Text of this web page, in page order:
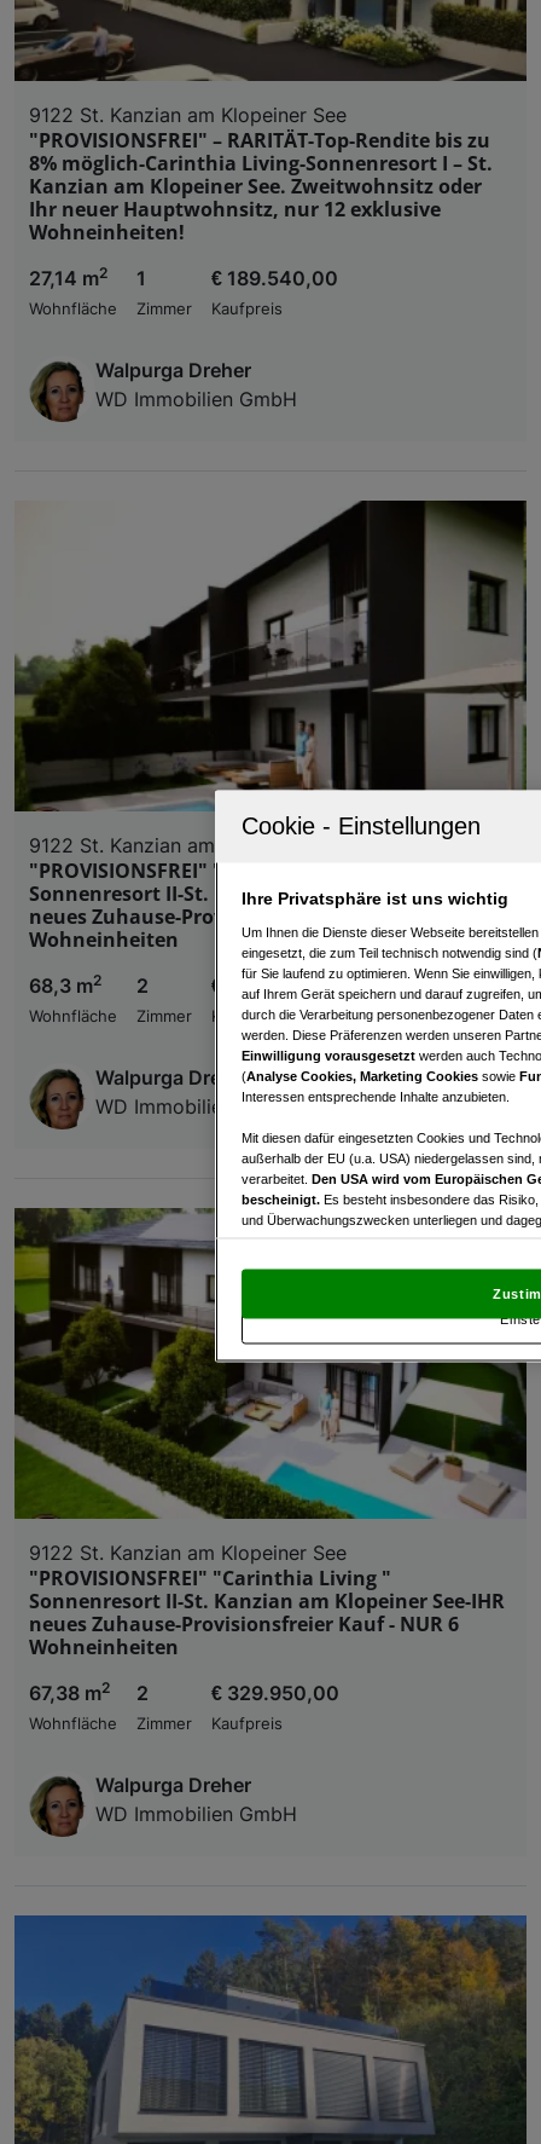
9122 St. Kanzian am Klopeiner See
"PROVISIONSFREI" – RARITÄT-Top-Rendite bis zu
8% möglich-Carinthia Living-Sonnenresort I – St.
Kanzian am Klopeiner See. Zweitwohnsitz oder
Ihr neuer Hauptwohnsitz, nur 12 exklusive
Wohneinheiten!
27,14 m2
Wohnfläche
1
Zimmer
€ 189.540,00
Kaufpreis
Walpurga Dreher
WD Immobilien GmbH
9122 St. Kanzian am Klopeiner See
"PROVISIONSFREI" "Carinthia Living "
Sonnenresort II-St. Kanzian am Klopeiner See-IHR
neues Zuhause-Provisionsfreier Kauf - NUR 6
Wohneinheiten
68,3 m2
Wohnfläche
2
Zimmer
€ 334.550,00
Kaufpreis
Walpurga Dreher
WD Immobilien GmbH
9122 St. Kanzian am Klopeiner See
"PROVISIONSFREI" "Carinthia Living "
Sonnenresort II-St. Kanzian am Klopeiner See-IHR
neues Zuhause-Provisionsfreier Kauf - NUR 6
Wohneinheiten
67,38 m2
Wohnfläche
2
Zimmer
€ 329.950,00
Kaufpreis
Walpurga Dreher
WD Immobilien GmbH
Ihre Privatsphäre ist uns wichtig
Um Ihnen die Dienste dieser Webseite
eingesetzt, die zum Teil technisch notwendig sind (
für Sie laufend zu optimieren. Wenn Sie
auf Ihrem Gerät speichern und darauf zugreifen,
durch die Verarbeitung personenbezogener
werden. Diese Präferenzen werden unseren
Einwilligung vorausgesetzt werden auch
(Analyse Cookies, Marketing Cookies sowie
Interessen entsprechende Inhalte anzubieten.
Mit diesen dafür eingesetzten Cookies und
außerhalb der EU (u.a. USA) niedergelassen
verarbeitet. Den USA wird vom Europäischen
bescheinigt. Es besteht insbesondere das
und Überwachungszwecken unterliegen und
und Widerspruch gegen die Verarbeitung auf der
„Cookie Einstellungen“, die sich auf jeder Seite
Wir und unsere Partner verarbeiten
Verwendung genauer Standortdaten.
Zugriff auf Informationen auf einem Endgerät.
und der Performance von Inhalten,
Liste der Partner (Lieferanten)